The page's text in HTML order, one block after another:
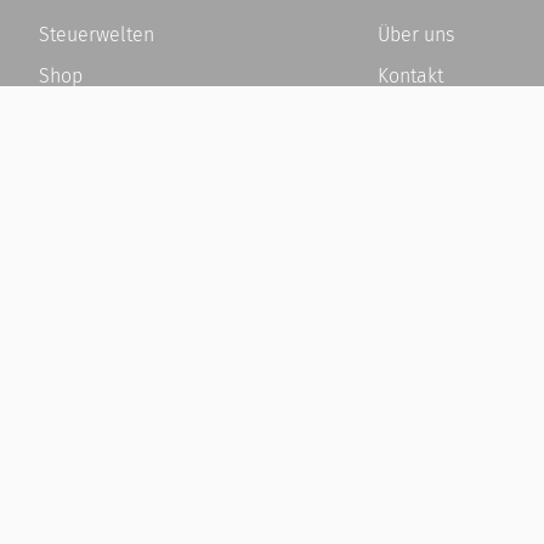
Steuerwelten
Shop
Über uns
Kontakt